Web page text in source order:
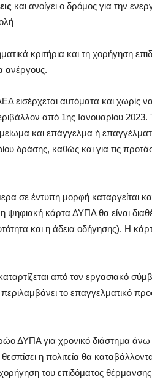
και ανοίγει ο δρόμος για την
κριτήρια και τη χορήγηση
ανέργους.
αυτόματα και χωρίς να
από 1ης Ιανουαρίου
και επάγγελμα ή
δράσης, καθώς και για τις
σε έντυπη μορφή καταργείται
κάρτα ΔΥΠΑ θα είναι
και η άδεια οδήγησης). Η
από τον εργασιακό
το επαγγελματικό
ΔΥΠΑ για χρονικό διάστημα
η πολιτεία θα
του επιδόματος